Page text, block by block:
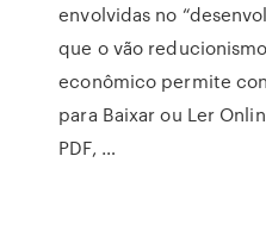
envolvidas no
que o vão
econômico permite
para Baixar ou Ler
PDF, …